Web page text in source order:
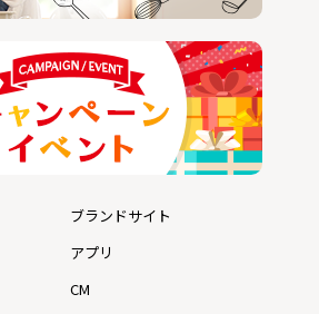
ブランドサイト
アプリ
CM